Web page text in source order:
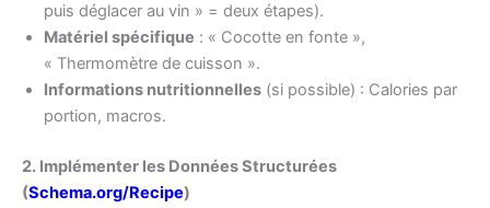
puis déglacer au vin » = deux étapes).
Matériel spécifique : « Cocotte en fonte »,
« Thermomètre de cuisson ».
Informations nutritionnelles (si possible) : Calories par
portion, macros.
2. Implémenter les Données Structurées
(Schema.org/Recipe)